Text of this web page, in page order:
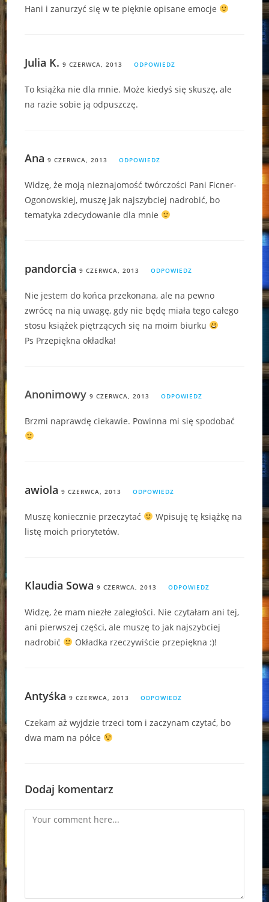
Hani i zanurzyć się w te pięknie opisane emocje
Julia K. 9 CZERWCA, 2013 ODPOWIEDZ
To książka nie dla mnie. Może kiedyś się skuszę, ale
na razie sobie ją odpuszczę.
Ana 9 CZERWCA, 2013 ODPOWIEDZ
Widzę, że moją nieznajomość twórczości Pani Ficner-
Ogonowskiej, muszę jak najszybciej nadrobić, bo
tematyka zdecydowanie dla mnie
pandorcia 9 CZERWCA, 2013 ODPOWIEDZ
Nie jestem do końca przekonana, ale na pewno
zwrócę na nią uwagę, gdy nie będę miała tego całego
stosu książek piętrzących się na moim biurku
Ps Przepiękna okładka!
Anonimowy9 CZERWCA, 2013 ODPOWIEDZ
Brzmi naprawdę ciekawie. Powinna mi się spodobać
awiola 9 CZERWCA, 2013 ODPOWIEDZ
Muszę koniecznie przeczytać
Wpisuję tę książkę na
listę moich priorytetów.
Klaudia Sowa 9 CZERWCA, 2013 ODPOWIEDZ
Widzę, że mam niezłe zaległości. Nie czytałam ani tej,
ani pierwszej części, ale muszę to jak najszybciej
nadrobić
Okładka rzeczywiście przepiękna :)!
Antyśka 9 CZERWCA, 2013 ODPOWIEDZ
Czekam aż wyjdzie trzeci tom i zaczynam czytać, bo
dwa mam na półce
Dodaj komentarz
Comment